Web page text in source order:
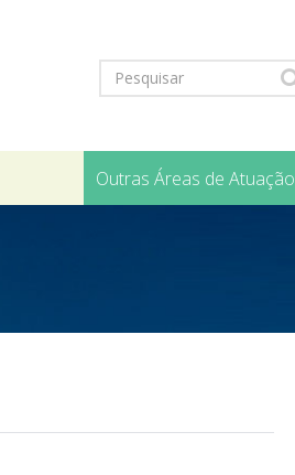
Outras Áreas de Atuação